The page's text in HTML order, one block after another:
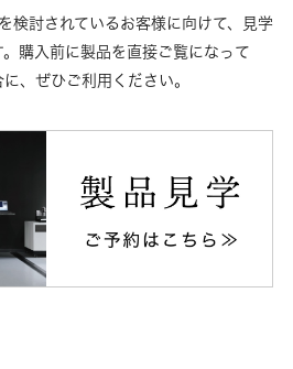
検討されているお客様に向けて、見学
購入前に製品を直接ご覧になって
、ぜひご利用ください。